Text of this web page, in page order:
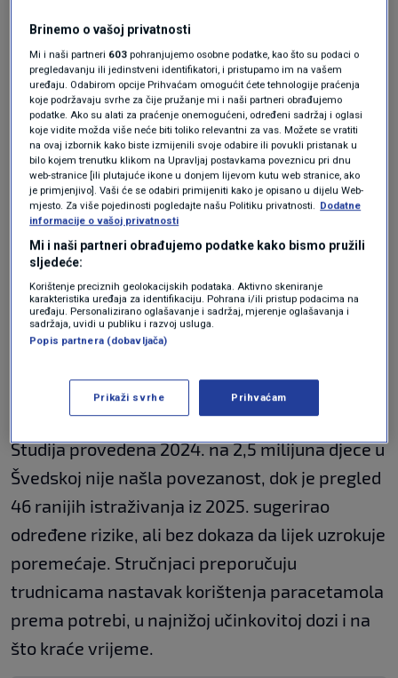
trudnoći i učinkovitost cjepiva.
Trumpova administracija predložila je
leucovorin, oblik folne kiseline, kao terapiju za
simptome autizma, iako liječnici ističu da
dosadašnje studije nisu dale uvjerljive
rezultate.
Proizvođač Tylenola Kenvue odbacio je
predsjednikove tvrdnje, istaknuvši da neovisna
istraživanja ne potvrđuju povezanost lijeka i
autizma.
Znanstvenici upozoravaju da nema uzročno-
posljedične veze između paracetamola i
Studija provedena 2024. na 2,5 milijuna djece u
Švedskoj nije našla povezanost, dok je pregled
46 ranijih istraživanja iz 2025. sugerirao
određene rizike, ali bez dokaza da lijek uzrokuje
poremećaje. Stručnjaci preporučuju
trudnicama nastavak korištenja paracetamola
prema potrebi, u najnižoj učinkovitoj dozi i na
što kraće vrijeme.
Brinemo o vašoj privatnosti
Mi i naši partneri 603 pohranjujemo osobne podatke, kao što su podaci o
pregledavanju ili jedinstveni identifikatori, i pristupamo im na vašem
uređaju. Odabirom opcije Prihvaćam omogućit ćete tehnologije praćenja
koje podržavaju svrhe za čije pružanje mi i naši partneri obrađujemo
podatke. Ako su alati za praćenje onemogućeni, određeni sadržaj i oglasi
koje vidite možda više neće biti toliko relevantni za vas. Možete se vratiti
na ovaj izbornik kako biste izmijenili svoje odabire ili povukli pristanak u
bilo kojem trenutku klikom na Upravljaj postavkama poveznicu pri dnu
web-stranice [ili plutajuće ikone u donjem lijevom kutu web stranice, ako
je primjenjivo]. Vaši će se odabiri primijeniti kako je opisano u dijelu Web-
mjesto. Za više pojedinosti pogledajte našu Politiku privatnosti. Dodatne
informacije o vašoj privatnosti
Mi i naši partneri obrađujemo podatke kako bismo pružili
sljedeće:
Korištenje preciznih geolokacijskih podataka. Aktivno skeniranje
karakteristika uređaja za identifikaciju. Pohrana i/ili pristup podacima na
uređaju. Personalizirano oglašavanje i sadržaj, mjerenje oglašavanja i
sadržaja, uvidi u publiku i razvoj usluga.
Popis partnera (dobavljača)
Prikaži svrhe Prihvaćam